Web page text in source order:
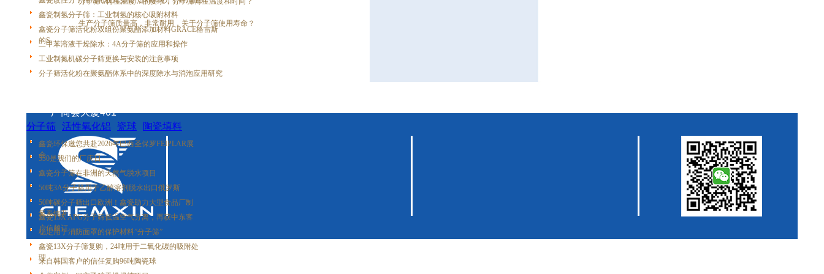
生产分子筛质量高，非常耐用，关于分子筛使用寿命？
鑫瓷制氢分子筛：工业制氢的核心吸附材料
鑫瓷分子筛活化粉双组份聚氨酯添加材料GRACE格雷斯
的S
二甲苯溶液干燥除水：4A分子筛的应用和操作
工业制氮机碳分子筛更换与安装的注意事项
分子筛活化粉在聚氨酯体系中的深度除水与消泡应用研究
厂商会大厦401
分子筛 活性氧化铝 瓷球
陶瓷填料
金属填料 塑料填料
鑫瓷环保邀您共赴2026年巴西圣保罗FEIPLAR展
会
530是我们的厂庆日
鑫瓷分子筛在非洲的天然气脱水项目
50吨3A分子筛用于乙醇溶剂脱水出口俄罗斯
50吨碳分子筛出口欧洲！鑫瓷助力大型食品厂制
氮系统升
鑫瓷13X APG分子筛低温空气分离，再获中东客
户信赖订
稳定用于消防面罩的保护材料”分子筛”
鑫瓷13X分子筛复购，24吨用于二氧化碳的吸附处
理
来自韩国客户的信任复购96吨陶瓷球